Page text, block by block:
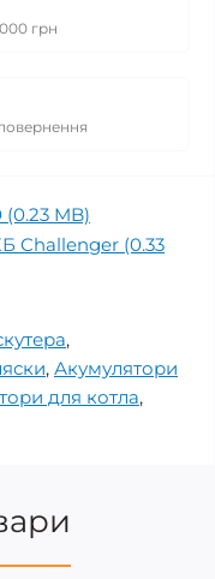
грн
MB)
Challenger (0.33
,
, Акумулятори
для котла,